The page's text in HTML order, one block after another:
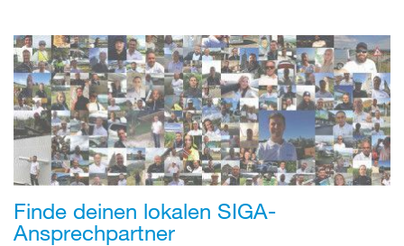
Finde deinen lokalen SIGA-
Ansprechpartner